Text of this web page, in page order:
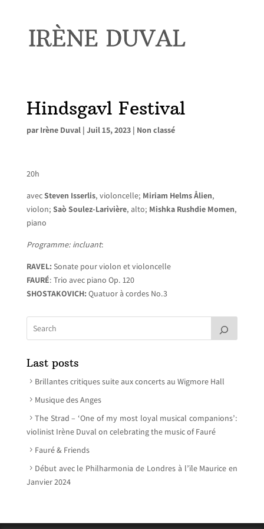
Hindsgavl Festival
parIrène Duval| Juil 15, 2023| Non classé
20h
avecSteven Isserlis, violoncelle; Miriam Helms Ålien,
violon; Saò Soulez-Larivière, alto; Mishka Rushdie Momen,
piano
Programme: incluant:
RAVEL: Sonate pour violon et violoncelle
FAURÉ: Trio avec piano Op. 120
SHOSTAKOVICH: Quatuor à cordes No.3
Last posts
Brillantes critiques suite aux concerts au Wigmore Hall
Musique des Anges
The Strad – ‘One of my most loyal musical companions’:
violinist Irène Duval on celebrating the music of Fauré
Fauré & Friends
Début avec le Philharmonia de Londres à l’ïle Maurice en
Janvier 2024